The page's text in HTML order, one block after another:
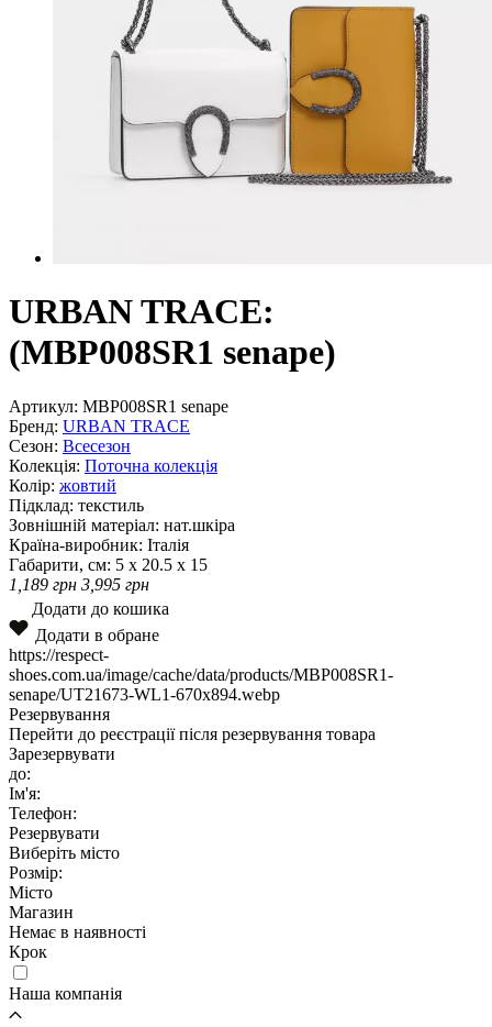
URBAN TRACE:
(MBP008SR1 senape)
Артикул: MBP008SR1 senape
Бренд: URBAN TRACE
Сезон: Всесезон
Колекція: Поточна колекція
Колір: жовтий
Підклад: текстиль
Зовнішній матеріал: нат.шкіра
Країна-виробник: Італія
Габарити, см: 5 x 20.5 x 15
1,189 грн 3,995 грн
Додати до кошика
Додати в обране
https://respect-
shoes.com.ua/image/cache/data/products/MBP008SR1-
senape/UT21673-WL1-670x894.webp
Резервування
Перейти до реєстрації після резервування товара
Зарезервувати
до:
Ім'я:
Телефон:
Резервувати
Виберіть місто
Розмір:
Місто
Магазин
Немає в наявності
Крок
Наша компанія